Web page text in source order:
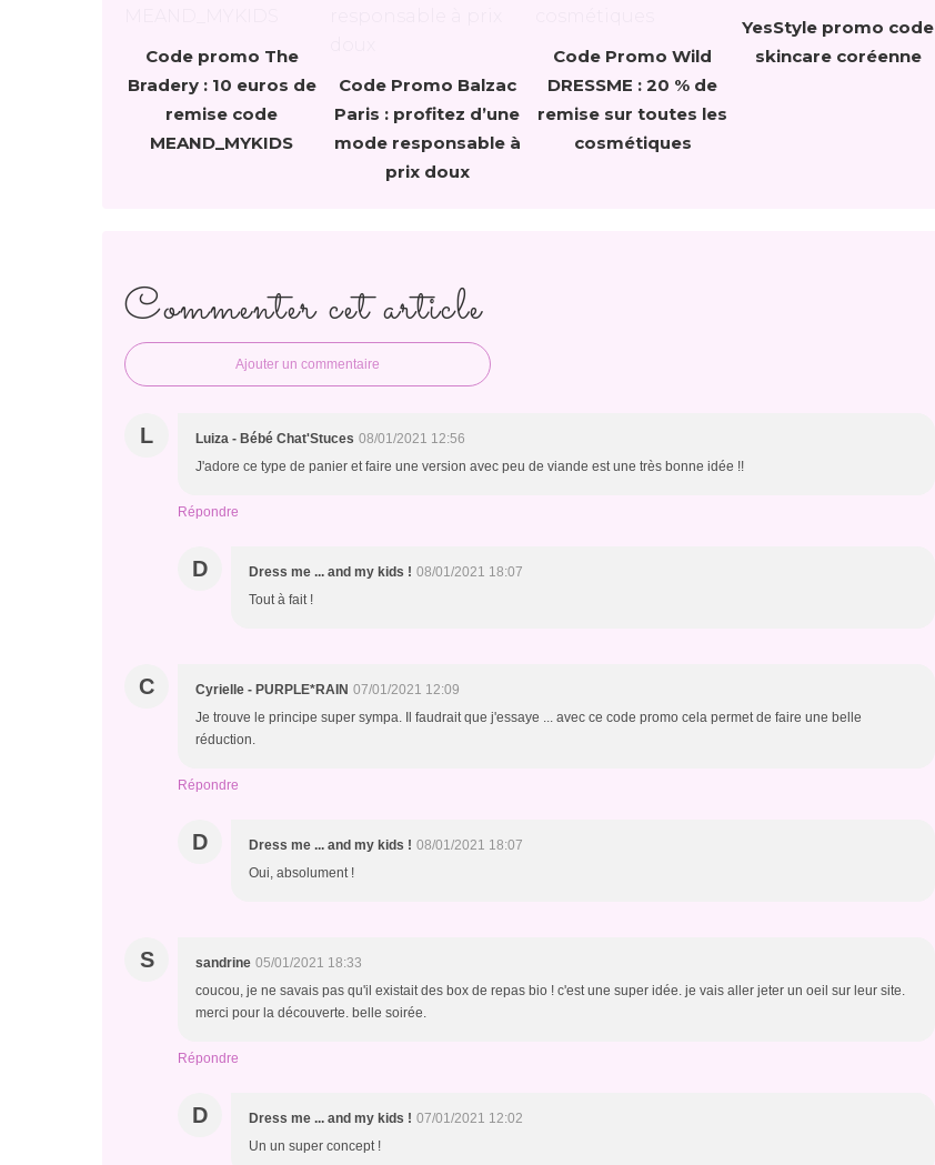
Code promo The
Bradery : 10 euros de
remise code
MEAND_MYKIDS
Code Promo Balzac
Paris : profitez d’une
mode responsable à
prix doux
Code Promo Wild
DRESSME : 20 % de
remise sur toutes les
cosmétiques
YesStyle promo code
skincare coréenne
Commenter cet article
Ajouter un commentaire
L Luiza - Bébé Chat'Stuces 08/01/2021 12:56
J'adore ce type de panier et faire une version avec peu de viande est une très bonne idée !!
Répondre
D Dress me ... and my kids ! 08/01/2021 18:07
Tout à fait !
C Cyrielle - PURPLE*RAIN 07/01/2021 12:09
Je trouve le principe super sympa. Il faudrait que j'essaye ... avec ce code promo cela permet de faire une belle
réduction.
Répondre
D Dress me ... and my kids ! 08/01/2021 18:07
Oui, absolument !
S sandrine 05/01/2021 18:33
coucou, je ne savais pas qu'il existait des box de repas bio ! c'est une super idée. je vais aller jeter un oeil sur leur site.
merci pour la découverte. belle soirée.
Répondre
D Dress me ... and my kids ! 07/01/2021 12:02
Un un super concept !